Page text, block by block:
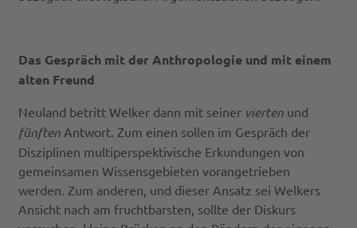
Das Gespräch mit der Anthropologie und mit einem
alten Freund
Neuland betritt Welker dann mit seiner vierten und
fünften Antwort. Zum einen sollen im Gespräch der
Disziplinen multiperspektivische Erkundungen von
gemeinsamen Wissensgebieten vorangetrieben
werden. Zum anderen, und dieser Ansatz sei Welkers
Ansicht nach am fruchtbarsten, sollte der Diskurs